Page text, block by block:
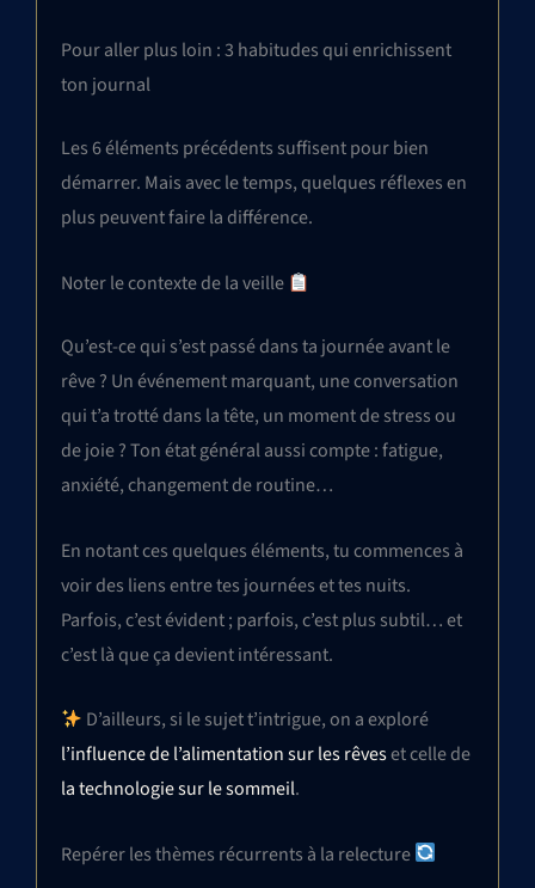
Pour aller plus loin : 3 habitudes qui enrichissent
ton journal
Les 6 éléments précédents suffisent pour bien
démarrer. Mais avec le temps, quelques réflexes en
plus peuvent faire la différence.
Noter le contexte de la veille
Qu’est-ce qui s’est passé dans ta journée avant le
rêve ? Un événement marquant, une conversation
qui t’a trotté dans la tête, un moment de stress ou
de joie ? Ton état général aussi compte : fatigue,
anxiété, changement de routine…
En notant ces quelques éléments, tu commences à
voir des liens entre tes journées et tes nuits.
Parfois, c’est évident ; parfois, c’est plus subtil… et
c’est là que ça devient intéressant.
D’ailleurs, si le sujet t’intrigue, on a exploré
l’influence de l’alimentation sur les rêveset celle de
la technologie sur le sommeil.
Repérer les thèmes récurrents à la relecture